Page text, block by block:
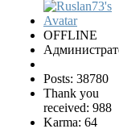
OFFLINE
Posts: 38780
Thank you
received: 988
Karma: 64